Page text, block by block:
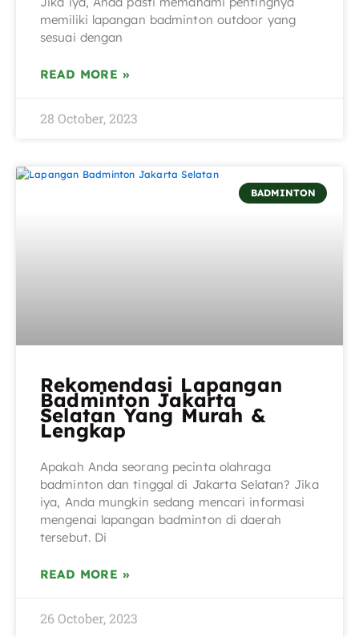
memiliki lapangan badminton outdoor yang
sesuai dengan
READ MORE »
28 October, 2023
BADMINTON
Rekomendasi Lapangan
Badminton Jakarta
Selatan Yang Murah &
Lengkap
Apakah Anda seorang pecinta olahraga
badminton dan tinggal di Jakarta Selatan? Jika
iya, Anda mungkin sedang mencari informasi
mengenai lapangan badminton di daerah
tersebut. Di
READ MORE »
26 October, 2023